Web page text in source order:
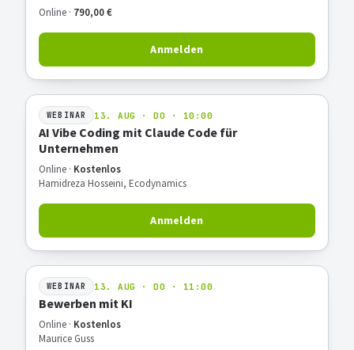
Online · 790,00 €
Anmelden
WEBINAR 13. AUG · DO · 10:00
AI Vibe Coding mit Claude Code für
Unternehmen
Online · Kostenlos
Hamidreza Hosseini, Ecodynamics
Anmelden
WEBINAR 13. AUG · DO · 11:00
Bewerben mit KI
Online · Kostenlos
Maurice Guss